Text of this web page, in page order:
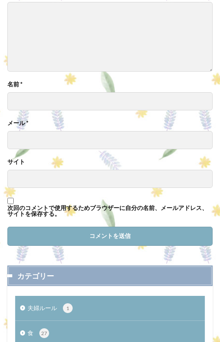
名前*
メール*
サイト
次回のコメントで使用するためブラウザーに自分の名前、メールアドレス、
サイトを保存する。
カテゴリー
夫婦ルール 1
食 27